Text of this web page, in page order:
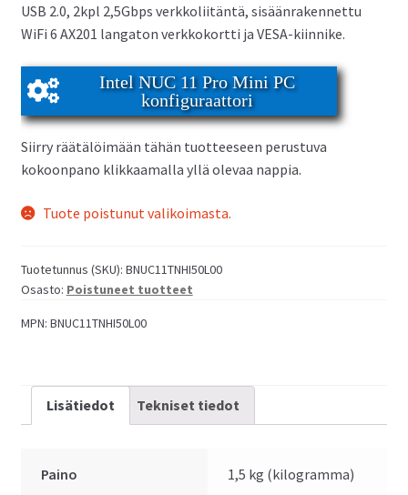
USB 2.0, 2kpl 2,5Gbps verkkoliitäntä, sisäänrakennettu
WiFi 6 AX201 langaton verkkokortti ja VESA-kiinnike.
Intel NUC 11 Pro Mini PC
konfiguraattori
Siirry räätälöimään tähän tuotteeseen perustuva
kokoonpano klikkaamalla yllä olevaa nappia.
Tuote poistunut valikoimasta.
Tuotetunnus (SKU): BNUC11TNHI50L00
Osasto: Poistuneet tuotteet
MPN: BNUC11TNHI50L00
Lisätiedot Tekniset tiedot
Paino 1,5 kg (kilogramma)